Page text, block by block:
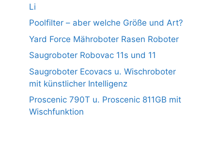
Li
Poolfilter – aber welche Größe und Art?
Yard Force Mähroboter Rasen Roboter
Saugroboter Robovac 11s und 11
Saugroboter Ecovacs u. Wischroboter
mit künstlicher Intelligenz
Proscenic 790T u. Proscenic 811GB mit
Wischfunktion